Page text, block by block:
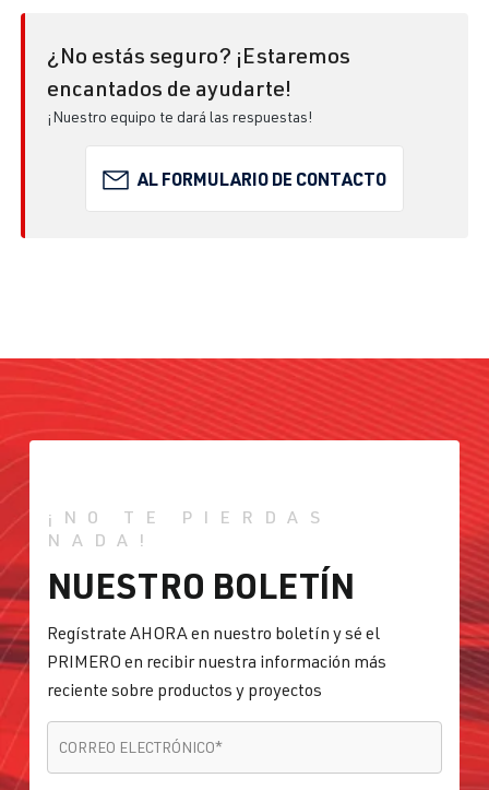
¿No estás seguro? ¡Estaremos
encantados de ayudarte!
¡Nuestro equipo te dará las respuestas!
AL FORMULARIO DE CONTACTO
¡NO TE PIERDAS
NADA!
NUESTRO BOLETÍN
Regístrate AHORA en nuestro boletín y sé el
PRIMERO en recibir nuestra información más
reciente sobre productos y proyectos
CORREO ELECTRÓNICO*